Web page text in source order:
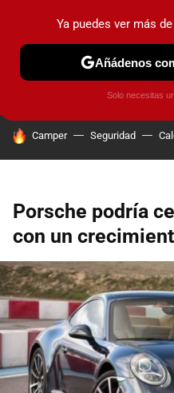
PRUEBAS COCHES
HOY SE HABLA DE
Camper Seguridad
Porsche podría
con un
Ya puedes ver más
Añádenos
Solo necesitas